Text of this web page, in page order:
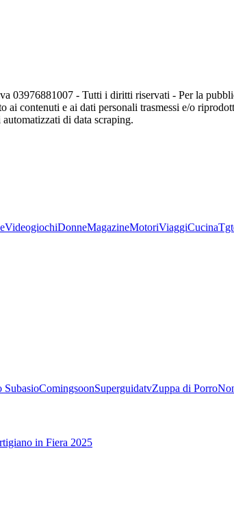
03976881007 - Tutti i diritti riservati - Per la
ai contenuti e ai dati personali trasmessi e/o
di data scraping.
VideogiochiDonneMagazineMotoriViaggiCucina
SubasioComingsoonSuperguidatvZuppa di Porro
in Fiera 2025